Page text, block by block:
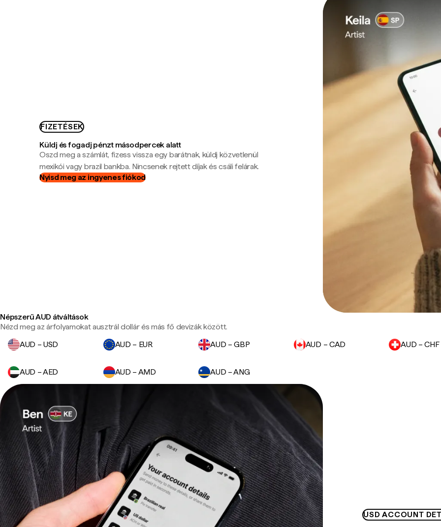
FIZETÉSEK
Küldj és fogadj pénzt másodpercek alatt
Oszd meg a számlát, fizess vissza egy barátnak, küldj közvetlenül
mexikói vagy brazil bankba. Nincsenek rejtett díjak és csáli felárak.
Nyisd meg az ingyenes fiókod
Népszerű AUD átváltások
Nézd meg az árfolyamokat ausztrál dollár és más fő devizák között.
AUD – USD
AUD – EUR AUD – GBP AUD – CAD AUD – CHF
AUD – AED AUD – AMD AUD – ANG
USD ACCOUNT